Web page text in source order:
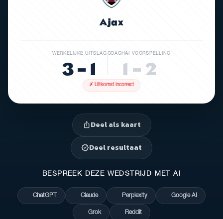
Ajax
WERKELIJKE UITSLAG
3 – 1
COACHAI VOORSPELLING
1 – 2
✗ Uitkomst incorrect
ios_shareDeel als kaart
verifiedDeel resultaat
BESPREEK DEZE WEDSTRIJD MET AI
ChatGPT Claude Perplexity Google AI
Grok Reddit